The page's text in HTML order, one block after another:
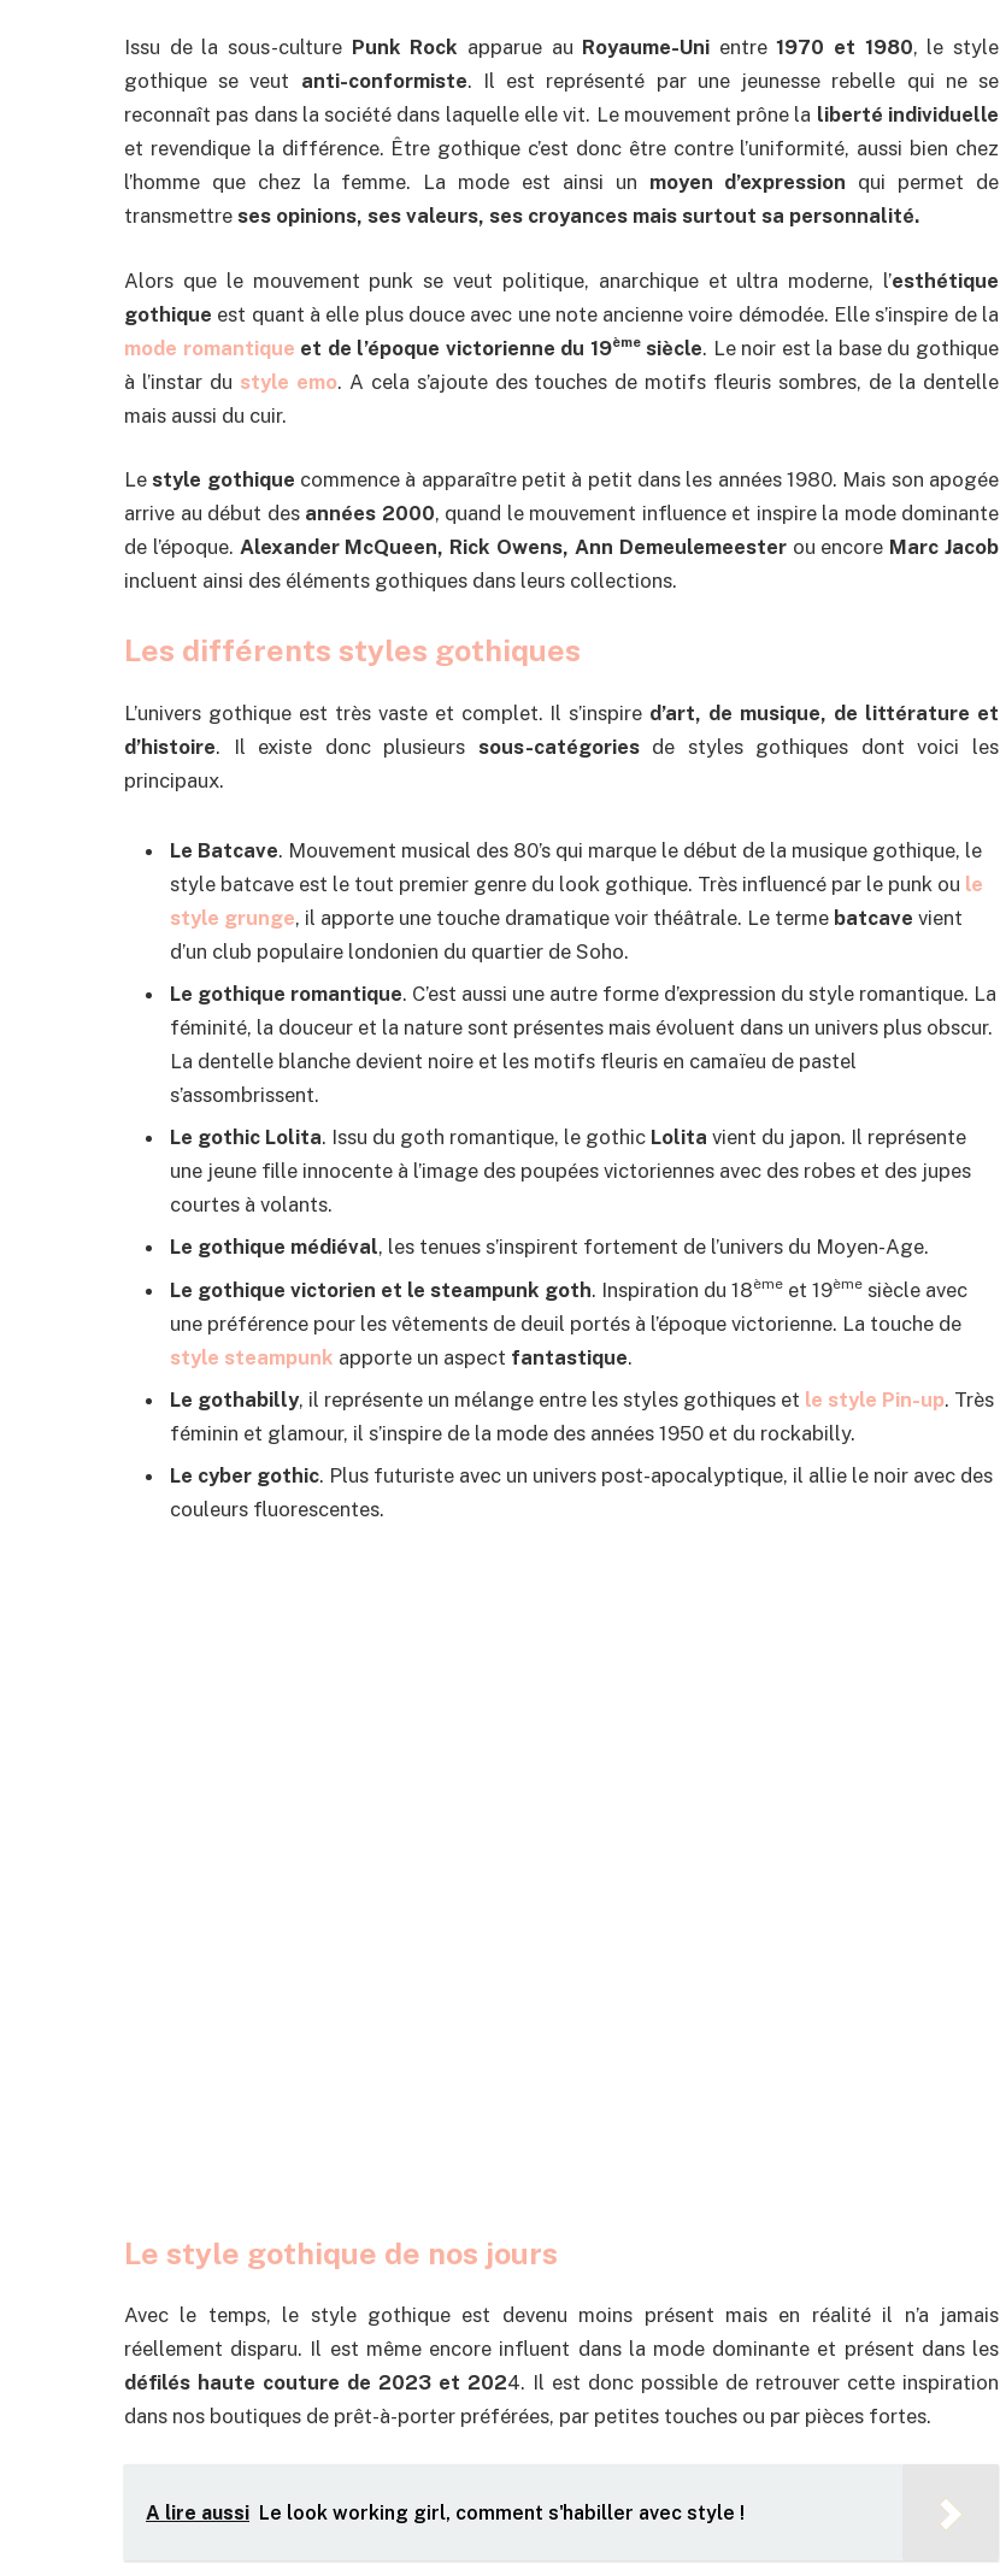
Issu de la sous-culture Punk Rock apparue au Royaume-Uni entre1970 et 1980, le style
gothique se veut anti-conformiste. Il est représenté par une jeunesse rebelle qui ne se
reconnaît pas dans la société dans laquelle elle vit. Le mouvement prône la liberté individuelle
et revendique la différence. Être gothique c’est donc être contre l’uniformité, aussi bien chez
l’homme que chez la femme. La mode est ainsi un moyen d’expression qui permet de
transmettre ses opinions, ses valeurs, ses croyances mais surtout sa personnalité.
Alors que le mouvement punk se veut politique, anarchique et ultra moderne, l’esthétique
gothique est quant à elle plus douce avec une note ancienne voire démodée. Elle s’inspire de la
mode romantique et de l’époque victorienne du 19èmesiècle. Le noir est la base du gothique
à l’instar du style emo. A cela s’ajoute des touches de motifs fleuris sombres, de la dentelle
mais aussi du cuir.
Lestyle gothique commence à apparaître petit à petit dans les années 1980. Mais son apogée
arrive au début des années 2000, quand le mouvement influence et inspire la mode dominante
de l’époque. Alexander McQueen, Rick Owens, Ann Demeulemeesterou encore Marc Jacob
incluent ainsi des éléments gothiques dans leurs collections.
Les différents styles gothiques
L’univers gothique est très vaste et complet. Il s’inspire d’art, de musique, de littérature et
d’histoire. Il existe donc plusieurs sous-catégories de styles gothiques dont voici les
principaux.
Le Batcave. Mouvement musical des 80’s qui marque le début de la musique gothique, le
style batcave est le tout premier genre du look gothique. Très influencé par le punk ou le
style grunge, il apporte une touche dramatique voir théâtrale. Le terme batcave vient
d’un club populaire londonien du quartier de Soho.
Le gothique romantique. C’est aussi une autre forme d’expression du style romantique. La
féminité, la douceur et la nature sont présentes mais évoluent dans un univers plus obscur.
La dentelle blanche devient noire et les motifs fleuris en camaïeu de pastel
s’assombrissent.
Le gothic Lolita. Issu du goth romantique, le gothic Lolita vient du japon. Il représente
une jeune fille innocente à l’image des poupées victoriennes avec des robes et des jupes
courtes à volants.
Le gothique médiéval, les tenues s’inspirent fortement de l’univers du Moyen-Age.
Le gothique victorien et le steampunk goth. Inspiration du 18ème et 19ème siècle avec
une préférence pour les vêtements de deuil portés à l’époque victorienne. La touche de
style steampunk apporte un aspect fantastique.
Le gothabilly, il représente un mélange entre les styles gothiques et le style Pin-up. Très
féminin et glamour, il s’inspire de la mode des années 1950 et du rockabilly.
Le cyber gothic. Plus futuriste avec un univers post-apocalyptique, il allie le noir avec des
couleurs fluorescentes.
Le style gothique de nos jours
Avec le temps, le style gothique est devenu moins présent mais en réalité il n’a jamais
réellement disparu. Il est même encore influent dans la mode dominante et présent dans les
défilés haute couture de 2023 et 2024. Il est donc possible de retrouver cette inspiration
dans nos boutiques de prêt-à-porter préférées, par petites touches ou par pièces fortes.
A lire aussi Le look working girl, comment s'habiller avec style !